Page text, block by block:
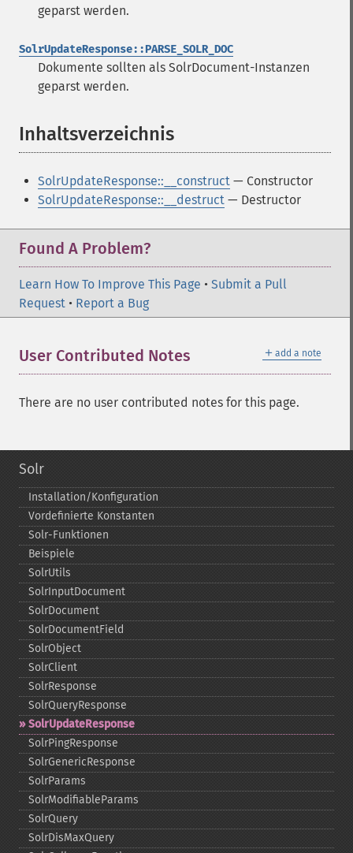
geparst werden.
SolrUpdateResponse::PARSE_SOLR_DOC
Dokumente sollten als SolrDocument-Instanzen
geparst werden.
Inhaltsverzeichnis
SolrUpdateResponse::__construct — Constructor
SolrUpdateResponse::__destruct — Destructor
Found A Problem?
Learn How To Improve This Page • Submit a Pull
Request • Report a Bug
＋ add a note
User Contributed Notes
There are no user contributed notes for this page.
Solr
Installation/Konfiguration
Vordefinierte Konstanten
Solr-​Funktionen
Beispiele
SolrUtils
SolrInputDocument
SolrDocument
SolrDocumentField
SolrObject
SolrClient
SolrResponse
SolrQueryResponse
SolrUpdateResponse
SolrPingResponse
SolrGenericResponse
SolrParams
SolrModifiableParams
SolrQuery
SolrDisMaxQuery